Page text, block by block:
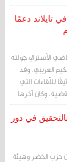
تايلاند دعمًا
الأسترالي جولته
العريبي. وقد
لللّقاءات التي
وكان آخرها
المشترك الصادر عن
القدم ومنظمات
في دور
حزب الخضر وهيئة